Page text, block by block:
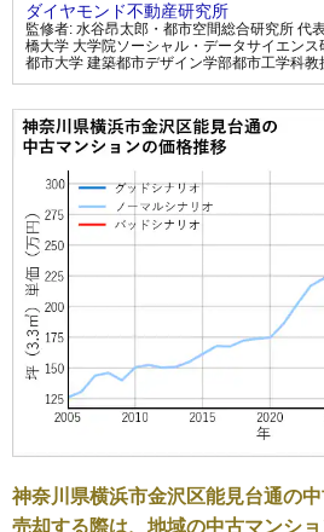
ダイヤモンド不動産研究所
監修者: 水谷昂太郎・都市空間総合研究所 代
橋大学 大学院ソーシャル・データサイエンス
都市大学 建築都市デザイン学部都市工学科教
神奈川県横浜市金沢区能見台通の中
売却する際は、地域の中古マンシ